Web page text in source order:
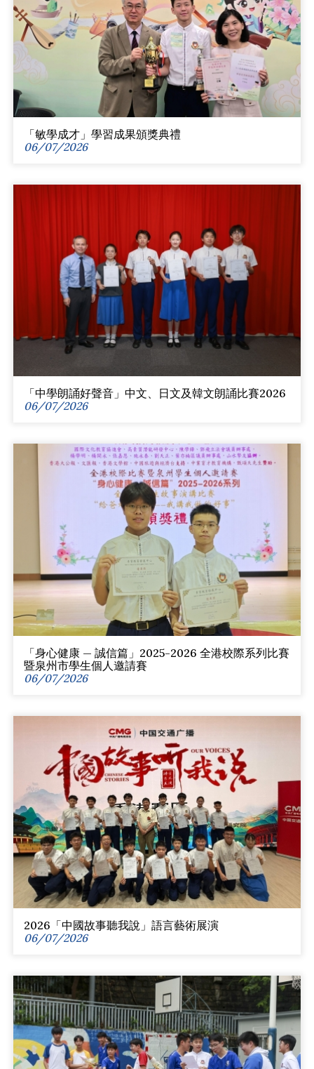
「敏學成才」學習成果頒獎典禮
06/07/2026
「中學朗誦好聲音」中文、日文及韓文朗誦比賽2026
06/07/2026
「身心健康 — 誠信篇」2025-2026 全港校際系列比賽
暨泉州市學生個人邀請賽
06/07/2026
2026「中國故事聽我說」語言藝術展演
06/07/2026